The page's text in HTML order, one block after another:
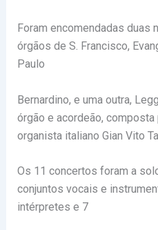
Foram encomendadas duas
órgãos de S. Francisco,
Paulo
Bernardino, e uma outra,
órgão e acordeão,
organista italiano Gian Vito
Os 11 concertos foram a
conjuntos vocais e
intérpretes e 7